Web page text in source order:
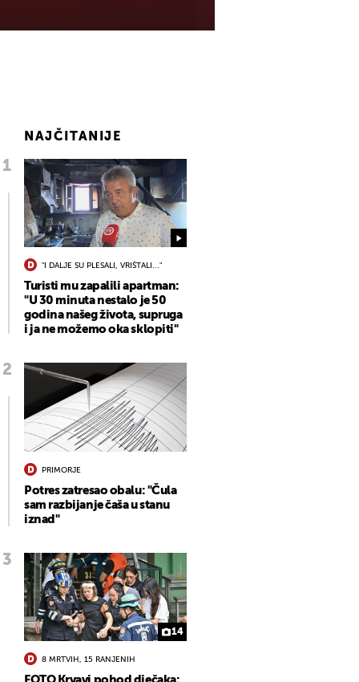
NAJČITANIJE
"I DALJE SU PLESALI, VRIŠTALI..."
Turisti mu zapalili apartman:
"U 30 minuta nestalo je 50
godina našeg života, supruga
i ja ne možemo oka sklopiti"
PRIMORJE
Potres zatresao obalu: "Čula
sam razbijanje čaša u stanu
iznad"
14
8 MRTVIH, 15 RANJENIH